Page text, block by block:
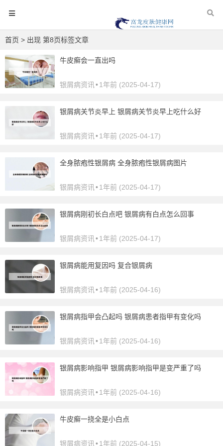
首页 > 出现 第8页标签文章
牛皮癣会一直出吗
银屑病资讯 •1年前 (2025-04-17)
银屑病关节炎早上 银屑病关节炎早上吃什么好
银屑病资讯 •1年前 (2025-04-17)
全身脓疱性银屑病 全身脓疱性银屑病图片
银屑病资讯 •1年前 (2025-04-17)
银屑病刚初长白点吧 银屑病有白点怎么回事
银屑病资讯 •1年前 (2025-04-17)
银屑病能用复因吗 复合银屑病
银屑病资讯 •1年前 (2025-04-16)
银屑病指甲会凸起吗 银屑病患者指甲有变化吗
银屑病资讯 •1年前 (2025-04-16)
银屑病影响指甲 银屑病影响指甲是变严重了吗
银屑病资讯 •1年前 (2025-04-16)
牛皮癣一挠全是小白点
银屑病资讯 •1年前 (2025-04-15)